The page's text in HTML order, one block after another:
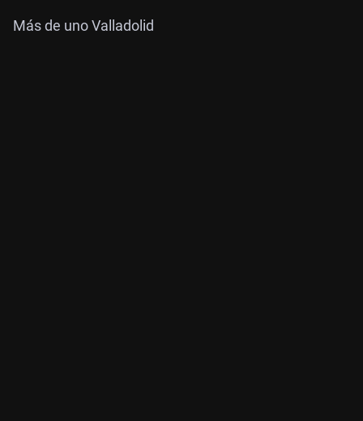
Más de uno Valladolid